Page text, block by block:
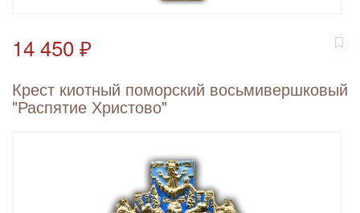
14 450 ₽
Крест киотный поморский восьмивершковый
"Распятие Христово"